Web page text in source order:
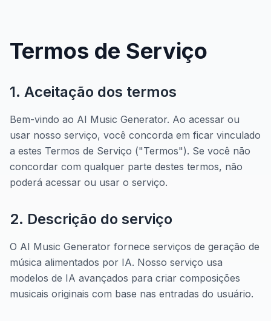
Termos de Serviço
1. Aceitação dos termos
Bem-vindo ao AI Music Generator. Ao acessar ou
usar nosso serviço, você concorda em ficar vinculado
a estes Termos de Serviço ("Termos"). Se você não
concordar com qualquer parte destes termos, não
poderá acessar ou usar o serviço.
2. Descrição do serviço
O AI Music Generator fornece serviços de geração de
música alimentados por IA. Nosso serviço usa
modelos de IA avançados para criar composições
musicais originais com base nas entradas do usuário.